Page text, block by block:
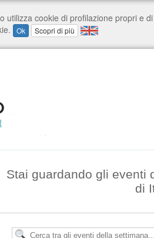
Stai guardando gli eventi
di